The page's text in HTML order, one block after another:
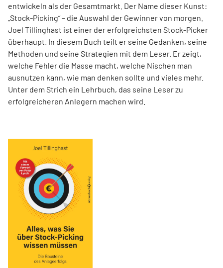
entwickeln als der Gesamtmarkt. Der Name dieser Kunst:
„Stock-Picking“ – die Auswahl der Gewinner von morgen.
Joel Tillinghast ist einer der erfolgreichsten Stock-Picker
überhaupt. In diesem Buch teilt er seine Gedanken, seine
Methoden und seine Strategien mit dem Leser. Er zeigt,
welche Fehler die Masse macht, welche Nischen man
ausnutzen kann, wie man denken sollte und vieles mehr.
Unter dem Strich ein Lehrbuch, das seine Leser zu
erfolgreicheren Anlegern machen wird.